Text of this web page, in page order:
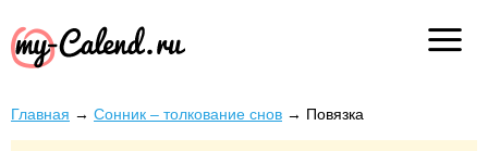
Главная → Сонник – толкование снов → Повязка